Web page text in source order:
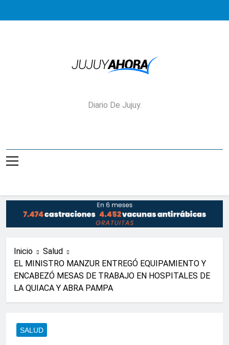
Jujuy Ahora!
Diario De Jujuy.
Inicio
Salud
EL MINISTRO MANZUR ENTREGÓ EQUIPAMIENTO Y
ENCABEZÓ MESAS DE TRABAJO EN HOSPITALES DE
LA QUIACA Y ABRA PAMPA
SALUD